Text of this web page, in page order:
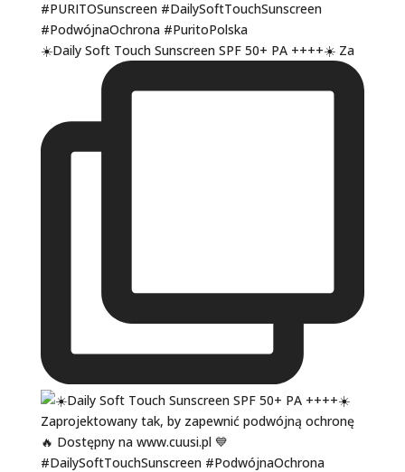
☀️Daily Soft Touch Sunscreen SPF 50+ PA ++++☀️ Za